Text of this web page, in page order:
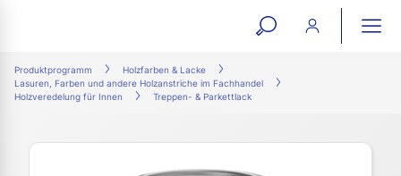
open
Produktprogramm
Holzfarben & Lacke
Lasuren, Farben und andere Holzanstriche im Fachhandel
Holzveredelung für Innen
Treppen- & Parkettlack